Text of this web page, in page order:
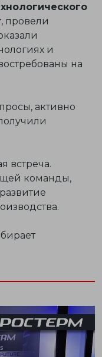
, провели
и
на
активно
встреча.
команды,